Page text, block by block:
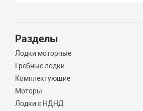
Разделы
Лодки моторные
Гребные лодки
Комплектующие
Моторы
Лодки с НДНД